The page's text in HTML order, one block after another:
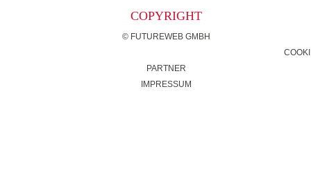
COPYRIGHT
© FUTUREWEB GMBH
PARTNER
IMPRESSUM